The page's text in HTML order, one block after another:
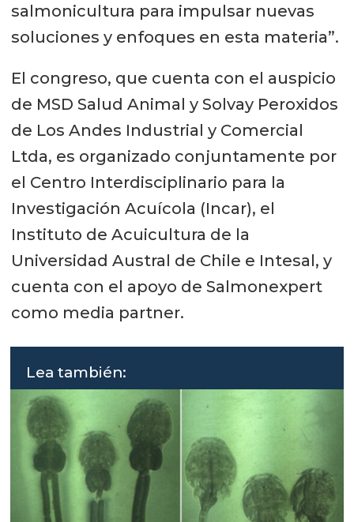
salmonicultura para impulsar nuevas
soluciones y enfoques en esta materia”.
El congreso, que cuenta con el auspicio
de MSD Salud Animal y Solvay Peroxidos
de Los Andes Industrial y Comercial
Ltda, es organizado conjuntamente por
el Centro Interdisciplinario para la
Investigación Acuícola (Incar), el
Instituto de Acuicultura de la
Universidad Austral de Chile e Intesal, y
cuenta con el apoyo de Salmonexpert
como media partner.
Lea también: